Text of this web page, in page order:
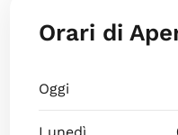
Orari di
Oggi
Lunedì